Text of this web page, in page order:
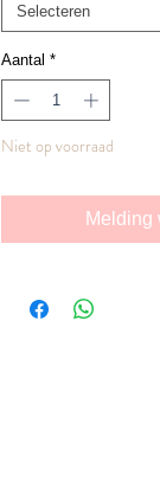
Selecteren
Aantal *
Niet op voorraad
Melding